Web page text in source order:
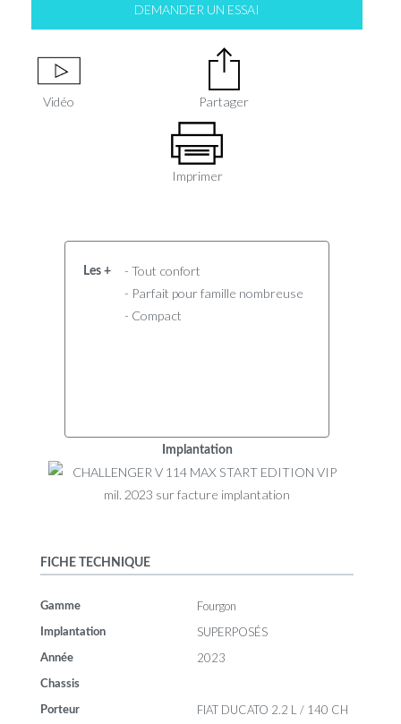
DEMANDER UN ESSAI
Vidéo Partager
Imprimer
Les +
- Tout confort
- Parfait pour famille nombreuse
- Compact
Implantation
FICHE TECHNIQUE
Gamme Fourgon
Implantation SUPERPOSÉS
Année 2023
Chassis
Porteur FIAT DUCATO 2.2 L / 140 CH